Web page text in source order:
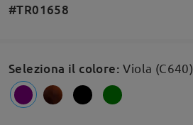
#TR01658
Seleziona il colore:Viola (C640)